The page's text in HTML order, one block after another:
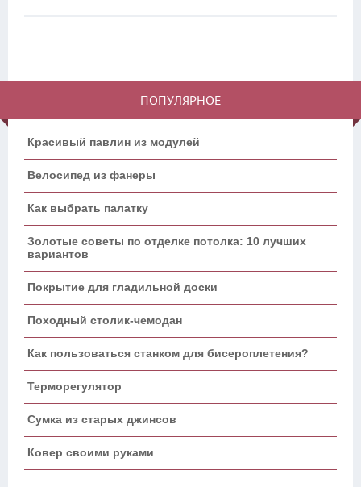
ПОПУЛЯРНОЕ
Красивый павлин из модулей
Велосипед из фанеры
Как выбрать палатку
Золотые советы по отделке потолка: 10 лучших
вариантов
Покрытие для гладильной доски
Походный столик-чемодан
Как пользоваться станком для бисероплетения?
Терморегулятор
Сумка из старых джинсов
Ковер своими руками